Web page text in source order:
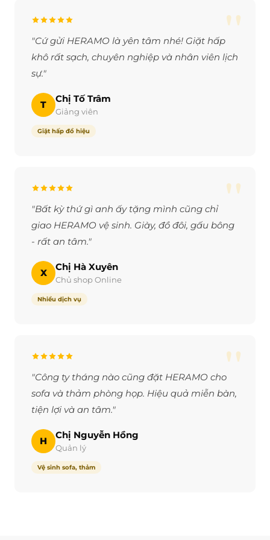
"
"Cứ gửi HERAMO là yên tâm nhé! Giặt hấp
khô rất sạch, chuyên nghiệp và nhân viên lịch
sự."
T
Chị Tố Trâm
Giảng viên
Giặt hấp đồ hiệu
"
"Bất kỳ thứ gì anh ấy tặng mình cũng chỉ
giao HERAMO vệ sinh. Giày, đồ đôi, gấu bông
- rất an tâm."
X
Chị Hà Xuyên
Chủ shop Online
Nhiều dịch vụ
"
"Công ty tháng nào cũng đặt HERAMO cho
sofa và thảm phòng họp. Hiệu quả miễn bàn,
tiện lợi và an tâm."
H
Chị Nguyễn Hồng
Quản lý
Vệ sinh sofa, thảm